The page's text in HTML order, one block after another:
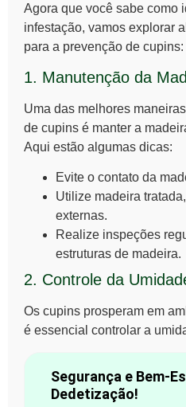
Agora que você sabe como
infestação, vamos explorar
para a prevenção de cupins:
1. Manutenção da
Uma das melhores
de cupins é manter a
Aqui estão algumas dicas:
Evite o contato da
Utilize madeira
externas.
Realize inspeções
estruturas de madeira.
2. Controle da
Os cupins prosperam em
é essencial controlar a
Segurança e Bem-
Dedetização!